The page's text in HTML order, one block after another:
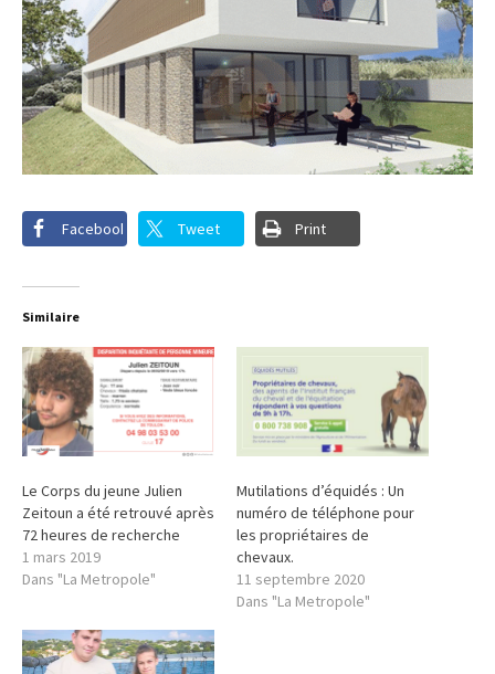
Facebook Tweet Print
Similaire
Le Corps du jeune Julien
Zeitoun a été retrouvé après
72 heures de recherche
1 mars 2019
Dans "La Metropole"
Mutilations d’équidés : Un
numéro de téléphone pour
les propriétaires de
chevaux.
11 septembre 2020
Dans "La Metropole"